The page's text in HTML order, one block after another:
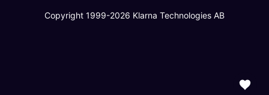
Copyright 1999-2026 Klarna Technologies AB